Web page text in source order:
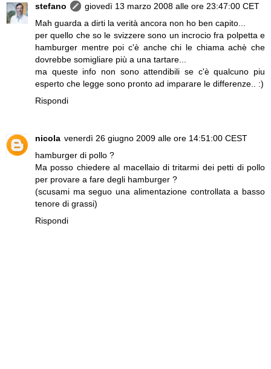
stefano
giovedì 13 marzo 2008 alle ore 23:47:00 CET
Mah guarda a dirti la verità ancora non ho ben capito...
per quello che so le svizzere sono un incrocio fra polpetta e
hamburger mentre poi c'è anche chi le chiama achè che
dovrebbe somigliare più a una tartare...
ma queste info non sono attendibili se c'è qualcuno piu
esperto che legge sono pronto ad imparare le differenze.. :)
Rispondi
nicola venerdì 26 giugno 2009 alle ore 14:51:00 CEST
hamburger di pollo ?
Ma posso chiedere al macellaio di tritarmi dei petti di pollo
per provare a fare degli hamburger ?
(scusami ma seguo una alimentazione controllata a basso
tenore di grassi)
Rispondi